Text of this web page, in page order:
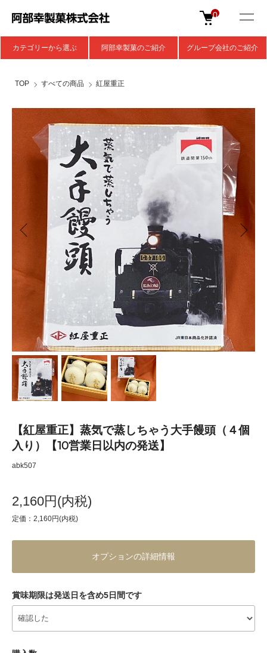
0
カテゴリーから選ぶ 阿部幸製菓のご紹介 グループ会社のご紹介
TOP すべての商品 紅屋重正
【紅屋重正】蒸気で蒸しちゃう大手饅頭（４個
入り）【10営業日以内の発送】
abk507
2,160円(内税)
定価：2,160円(内税)
オプションの詳細情報
賞味期限は発送日を含め5日間です